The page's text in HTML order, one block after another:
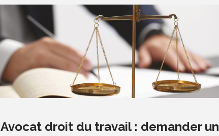
Avocat droit du travail : demander un